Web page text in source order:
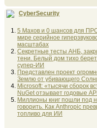
CyberSecurity
5 Махов и 0 шансов для
мире серийное
масштабах
Секретные тесты АНБ,
тени. Белый дом тихо
супер-ИИ
Представлен проект
Землю от убивающего
Microsoft: «тысячи сборок
NuGet отзывает годовые
Миллионы книг пошли под
говорить. Как Anthropic
топливо для ИИ